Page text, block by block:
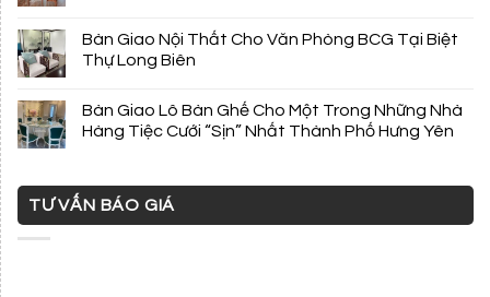
Bàn Giao Nội Thất Cho Văn Phòng BCG Tại Biệt
Thự Long Biên
Bàn Giao Lô Bàn Ghế Cho Một Trong Những Nhà
Hàng Tiệc Cưới “Sịn” Nhất Thành Phố Hưng Yên
TƯ VẤN BÁO GIÁ